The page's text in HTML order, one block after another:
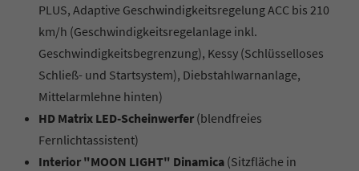
PLUS, Adaptive Geschwindigkeitsregelung ACC bis 210
km/h (Geschwindigkeitsregelanlage inkl.
Geschwindigkeitsbegrenzung), Kessy (Schlüsselloses
Schließ- und Startsystem), Diebstahlwarnanlage,
Mittelarmlehne hinten)
HD Matrix LED-Scheinwerfer (blendfreies
Fernlichtassistent)
Interior "MOON LIGHT" Dinamica (Sitzfläche in